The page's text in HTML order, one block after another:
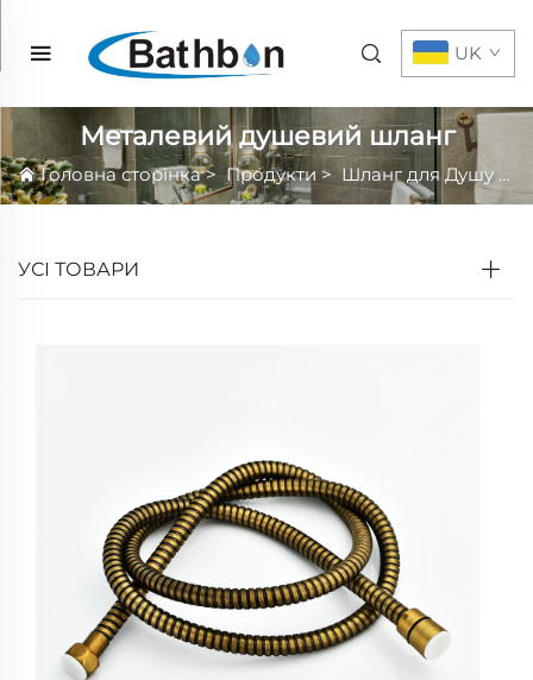
UK
Металевий душевий шланг
Головна сторінка>Продукти > Шланг для Душу
УСІ ТОВАРИ